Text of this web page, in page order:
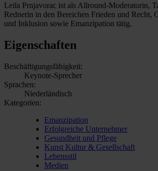
Leila Prnjavorac ist als Allround-Moderatorin,
Rednerin in den Bereichen Frieden und Recht,
und Inklusion sowie Emanzipation tätig.
Eigenschaften
Beschäftigungsfähigkeit:
Keynote-Sprecher
Sprachen:
Niederländisch
Kategorien:
Emanzipation
Erfolgreiche Unternehmer
Gesundheit und Pflege
Kunst Kultur & Gesellschaft
Lebensstil
Medien